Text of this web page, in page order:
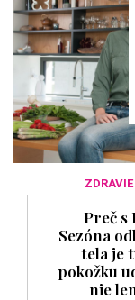
Preč s
Sezóna
tela je
pokožku
nie